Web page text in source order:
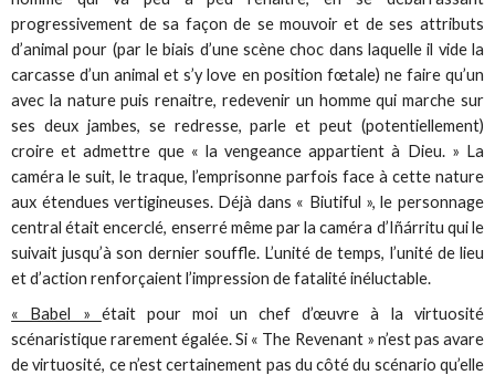
progressivement de sa façon de se mouvoir et de ses attributs
d’animal pour (par le biais d’une scène choc dans laquelle il vide la
carcasse d’un animal et s’y love en position fœtale) ne faire qu’un
avec la nature puis renaitre, redevenir un homme qui marche sur
ses deux jambes, se redresse, parle et peut (potentiellement)
croire et admettre que « la vengeance appartient à Dieu. » La
caméra le suit, le traque, l’emprisonne parfois face à cette nature
aux étendues vertigineuses. Déjà dans « Biutiful », le personnage
central était encerclé, enserré même par la caméra d’Iñárritu qui le
suivait jusqu’à son dernier souffle. L’unité de temps, l’unité de lieu
et d’action renforçaient l’impression de fatalité inéluctable.
« Babel » était pour moi un chef d’œuvre à la virtuosité
scénaristique rarement égalée. Si « The Revenant » n’est pas avare
de virtuosité, ce n’est certainement pas du côté du scénario qu’elle